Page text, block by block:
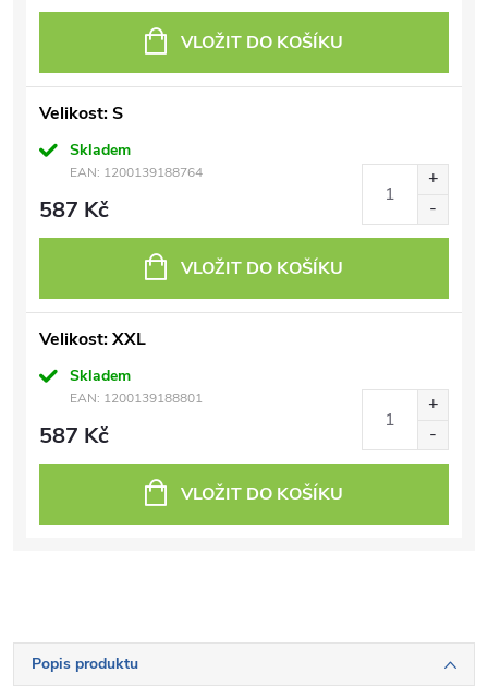
VLOŽIT DO KOŠÍKU
Velikost: S
Skladem
EAN: 1200139188764
587 Kč
VLOŽIT DO KOŠÍKU
Velikost: XXL
Skladem
EAN: 1200139188801
587 Kč
VLOŽIT DO KOŠÍKU
Popis produktu